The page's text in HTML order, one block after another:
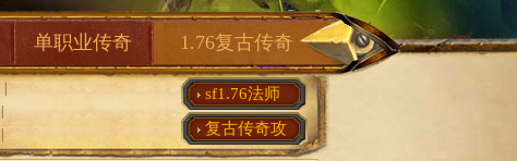
单职业传奇 1.76复古传奇
sf1.76法师
复古传奇攻